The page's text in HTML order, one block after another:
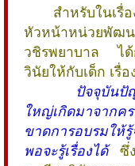
สำหรับในเรื่อ
หัวหน้าหน่วยพัฒน
วชิรพยาบาล ได้
วินัยให้กับเด็ก เรื่
ปัจจุบัน
ใหญ่เกิดมาจากค
ขาดการอบรมให้
พอจะรู้เรื่องได้ซึ่ง